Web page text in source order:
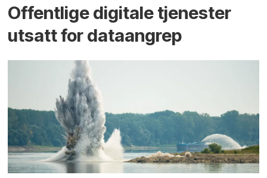
Offentlige digitale tjenester
utsatt for dataangrep